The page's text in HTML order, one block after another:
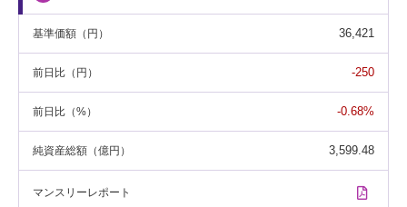
基準価額 （円） 36,421
前日比 （円） -250
前日比 （%） -0.68%
純資産総額 （億円） 3,599.48
マンスリーレポート